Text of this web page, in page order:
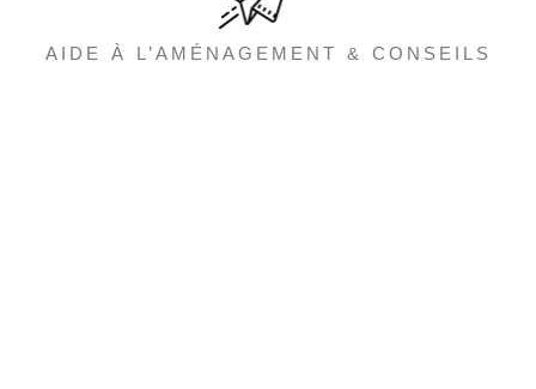
AIDE À L’AMÉNAGEMENT & CONSEILS